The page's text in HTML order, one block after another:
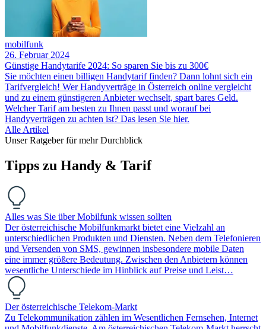
mobilfunk
26. Februar 2024
Günstige Handytarife 2024: So sparen Sie bis zu 300€
Sie möchten einen billigen Handytarif finden? Dann lohnt sich ein
Tarifvergleich! Wer Handyverträge in Österreich online vergleicht
und zu einem günstigeren Anbieter wechselt, spart bares Geld.
Welcher Tarif am besten zu Ihnen passt und worauf bei
Handyverträgen zu achten ist? Das lesen Sie hier.
Alle Artikel
Unser Ratgeber für mehr Durchblick
Tipps zu Handy & Tarif
Alles was Sie über Mobilfunk wissen sollten
Der österreichische Mobilfunkmarkt bietet eine Vielzahl an
unterschiedlichen Produkten und Diensten. Neben dem Telefonieren
und Versenden von SMS, gewinnen insbesondere mobile Daten
eine immer größere Bedeutung. Zwischen den Anbietern können
wesentliche Unterschiede im Hinblick auf Preise und Leist…
Der österreichische Telekom-Markt
Zu Telekommunikation zählen im Wesentlichen Fernsehen, Internet